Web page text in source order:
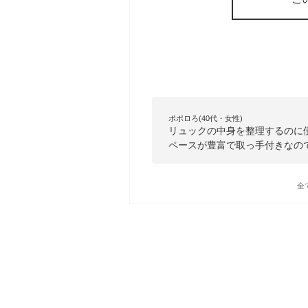
ポポロろ(40代・女性)
リュックの中身を整理するの
ペースが豊富で取っ手付きなの
全